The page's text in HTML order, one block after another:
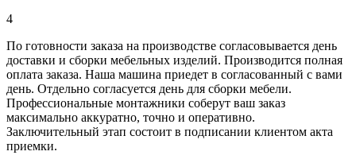
4
По готовности заказа на производстве согласовывается день
доставки и сборки мебельных изделий. Производится полная
оплата заказа. Наша машина приедет в согласованный с вами
день. Отдельно согласуется день для сборки мебели.
Профессиональные монтажники соберут ваш заказ
максимально аккуратно, точно и оперативно.
Заключительный этап состоит в подписании клиентом акта
приемки.